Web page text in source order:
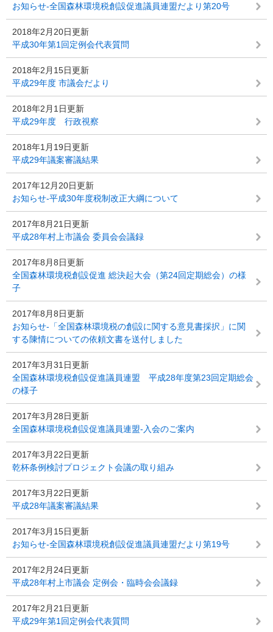
お知らせ-全国森林環境税創設促進議員連盟だより第20号
2018年2月20日更新
平成30年第1回定例会代表質問
2018年2月15日更新
平成29年度 市議会だより
2018年2月1日更新
平成29年度 行政視察
2018年1月19日更新
平成29年議案審議結果
2017年12月20日更新
お知らせ-平成30年度税制改正大綱について
2017年8月21日更新
平成28年村上市議会 委員会会議録
2017年8月8日更新
全国森林環境税創設促進 総決起大会（第24回定期総会）の様
子
2017年8月8日更新
お知らせ-「全国森林環境税の創設に関する意見書採択」に関
する陳情についての依頼文書を送付しました
2017年3月31日更新
全国森林環境税創設促進議員連盟 平成28年度第23回定期総会
の様子
2017年3月28日更新
全国森林環境税創設促進議員連盟-入会のご案内
2017年3月22日更新
乾杯条例検討プロジェクト会議の取り組み
2017年3月22日更新
平成28年議案審議結果
2017年3月15日更新
お知らせ-全国森林環境税創設促進議員連盟だより第19号
2017年2月24日更新
平成28年村上市議会 定例会・臨時会会議録
2017年2月21日更新
平成29年第1回定例会代表質問